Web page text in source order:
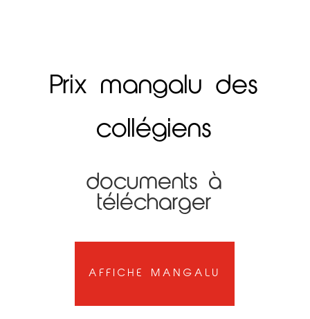
Prix mangalu des
collégiens
documents à
télécharger
AFFICHE MANGALU